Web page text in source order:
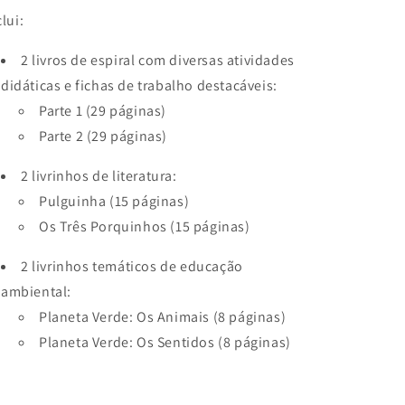
2 livros de espiral com diversas atividades
didáticas e fichas de trabalho destacáveis:
Parte 1 (29 páginas)
Parte 2 (29 páginas)
2 livrinhos de literatura:
Pulguinha (15 páginas)
Os Três Porquinhos (15 páginas)
2 livrinhos temáticos de educação
ambiental:
Planeta Verde: Os Animais (8 páginas)
Planeta Verde: Os Sentidos (8 páginas)